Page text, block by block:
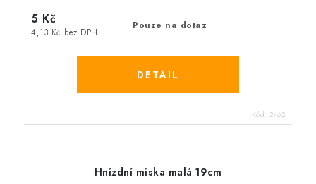
Pouze na dotaz
4,13 Kč bez DPH
5 Kč
Kód: 2462
Hnízdní miska malá 19cm